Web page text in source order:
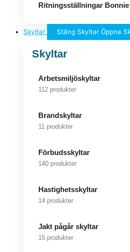
Ritningsställningar Bonnie
Skyltar Stäng Skyltar Öppna
Skyltar
Arbetsmiljöskyltar
112 produkter
Brandskyltar
11 produkter
Förbudsskyltar
140 produkter
Hastighetsskyltar
14 produkter
Jakt pågår skyltar
15 produkter